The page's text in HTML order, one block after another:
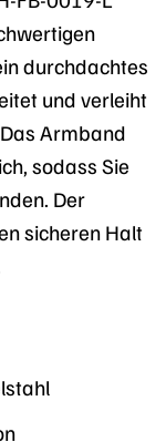
durchdachtes
und verleiht
Armband
sodass Sie
Der
sicheren Halt